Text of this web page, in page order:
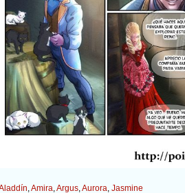
,Amira,Argus,Aurora, Jasmine